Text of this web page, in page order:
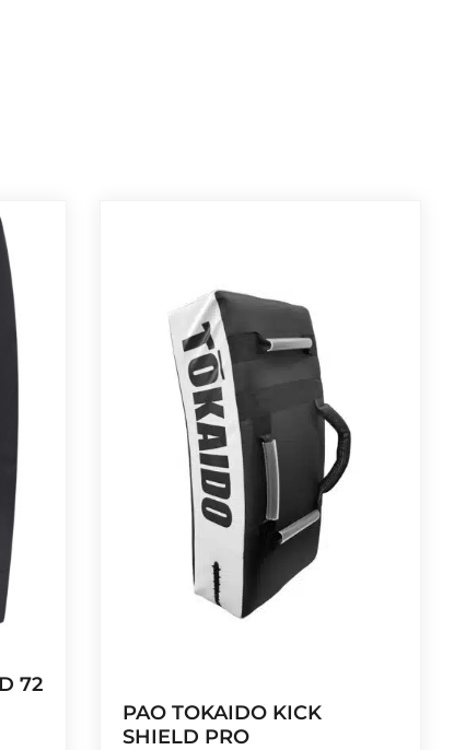
72
PAO TOKAIDO KICK
SHIELD PRO